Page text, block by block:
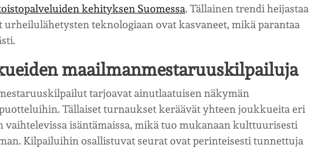
kehityksen Suomessa. Tällainen trendi heijastaa
teknologiaan ovat kasvaneet, mikä parantaa
maailmanmestaruuskilpailuja
tarjoavat ainutlaatuisen näkymän
Tällaiset turnaukset keräävät yhteen joukkueita eri
vaihtelevissa isäntämaissa, mikä tuo mukanaan kulttuurisesti
Kilpailuihin osallistuvat seurat ovat perinteisesti tunnettuja